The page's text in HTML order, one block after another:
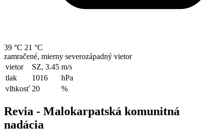
39 °C 21 °C
zamračené, mierny severozápadný vietor
vietor
SZ, 3.45 m/s
tlak
1016
hPa
vlhkosť 20 %
Revia - Malokarpatská komunitná
nadácia